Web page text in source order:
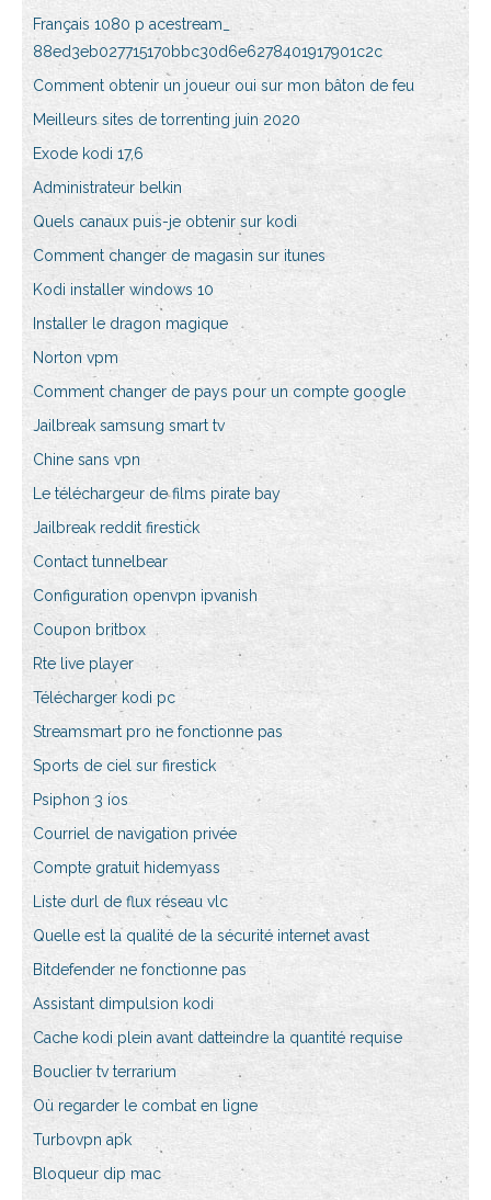
Français 1080 p acestream_
88ed3eb027715170bbc30d6e6278401917901c2c
Comment obtenir un joueur oui sur mon bâton de feu
Meilleurs sites de torrenting juin 2020
Exode kodi 17,6
Administrateur belkin
Quels canaux puis-je obtenir sur kodi
Comment changer de magasin sur itunes
Kodi installer windows 10
Installer le dragon magique
Norton vpm
Comment changer de pays pour un compte google
Jailbreak samsung smart tv
Chine sans vpn
Le téléchargeur de films pirate bay
Jailbreak reddit firestick
Contact tunnelbear
Configuration openvpn ipvanish
Coupon britbox
Rte live player
Télécharger kodi pc
Streamsmart pro ne fonctionne pas
Sports de ciel sur firestick
Psiphon 3 ios
Courriel de navigation privée
Compte gratuit hidemyass
Liste durl de flux réseau vlc
Quelle est la qualité de la sécurité internet avast
Bitdefender ne fonctionne pas
Assistant dimpulsion kodi
Cache kodi plein avant datteindre la quantité requise
Bouclier tv terrarium
Où regarder le combat en ligne
Turbovpn apk
Bloqueur dip mac